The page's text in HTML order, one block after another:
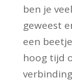
ben je
geweest
een
hoog tijd